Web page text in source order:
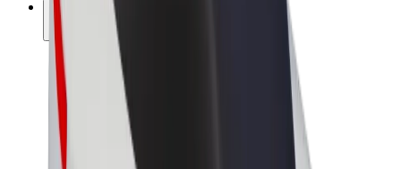
Collabora con Bolt
Ricavi autista
Ricavi corriere